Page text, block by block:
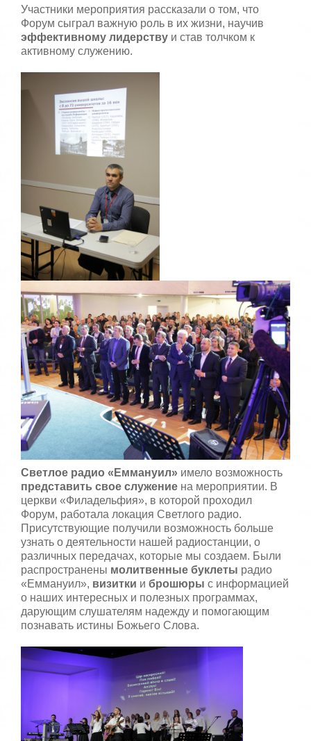
Участники мероприятия рассказали о том, что
Форум сыграл важную роль в их жизни, научив
эффективному лидерству и став толчком к
активному служению.
Светлое радио «Еммануил» имело возможность
представить свое служение на мероприятии. В
церкви «Филадельфия», в которой проходил
Форум, работала локация Светлого радио.
Присутствующие получили возможность больше
узнать о деятельности нашей радиостанции, о
различных передачах, которые мы создаем. Были
распространены молитвенные буклеты радио
«Еммануил», визитки и брошюры с информацией
о наших интересных и полезных программах,
дарующим слушателям надежду и помогающим
познавать истины Божьего Слова.